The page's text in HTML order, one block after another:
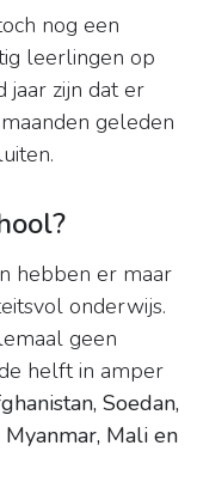
nog een
leerlingen op
jaar zijn dat er
geleden
hebben er maar
onderwijs.
geen
helft in amper
Soedan,
Mali en